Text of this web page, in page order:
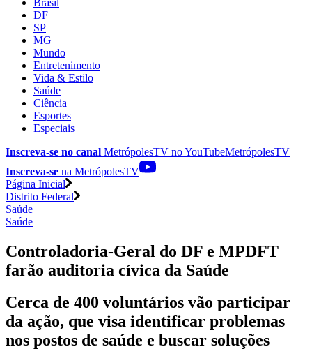
DF
SP
MG
Mundo
Entretenimento
Vida & Estilo
Saúde
Ciência
Esportes
Especiais
Inscreva-se no canal MetrópolesTV noYouTubeMetrópolesTV
Inscreva-se na MetrópolesTV
Página Inicial
Distrito Federal
Saúde
Saúde
Controladoria-Geral do DF e MPDFT
farão auditoria cívica da Saúde
Cerca de 400 voluntários vão participar
da ação, que visa identificar problemas
nos postos de saúde e buscar soluções